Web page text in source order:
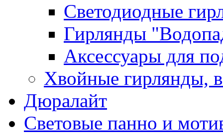
Светодиодные
Гирлянды
Аксессуары для
Хвойные гирлянды,
Дюралайт
Световые панно и